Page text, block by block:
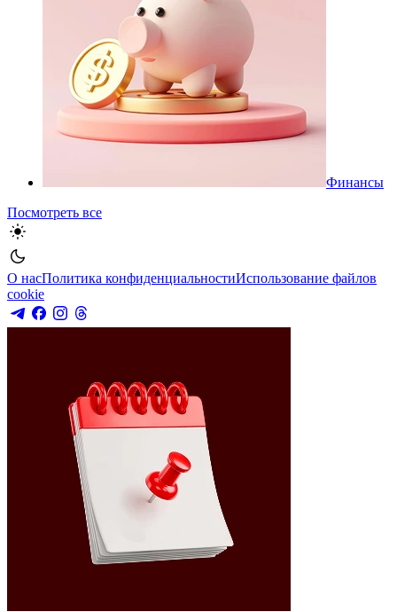
Финансы
Посмотреть все
О насПолитика конфиденциальностиИспользование файлов
cookie